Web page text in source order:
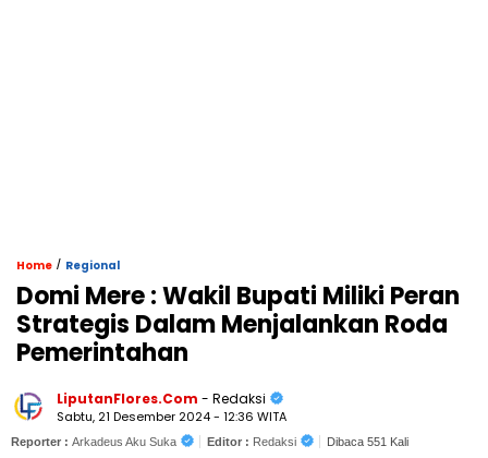
Home / Regional
Domi Mere : Wakil Bupati Miliki Peran
Strategis Dalam Menjalankan Roda
Pemerintahan
LiputanFlores.Com - Redaksi
Sabtu, 21 Desember 2024 - 12:36 WITA
Reporter : Arkadeus Aku Suka Editor : Redaksi Dibaca 551 Kali